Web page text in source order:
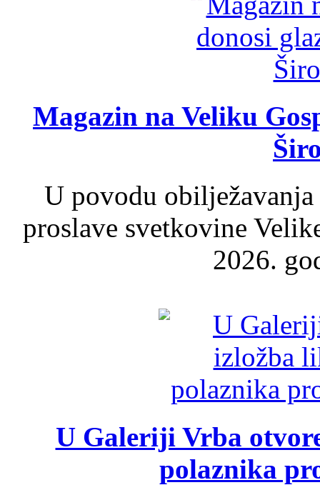
Magazin na Veliku
U povodu
proslave svetkovine
2026.
U Galeriji Vrba
polaznika